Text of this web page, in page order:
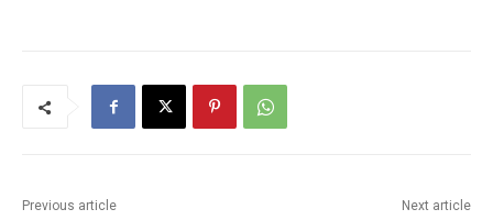
Previous article Next article